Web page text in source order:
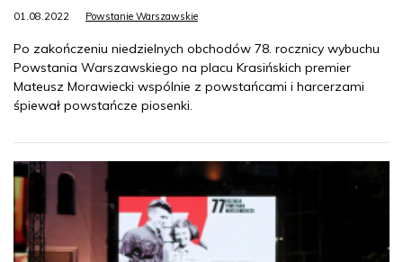
01.08.2022 Powstanie Warszawskie
Po zakończeniu niedzielnych obchodów 78. rocznicy wybuchu
Powstania Warszawskiego na placu Krasińskich premier
Mateusz Morawiecki wspólnie z powstańcami i harcerzami
śpiewał powstańcze piosenki.